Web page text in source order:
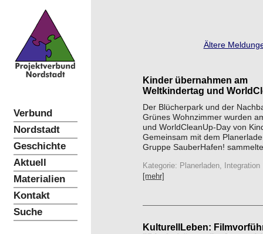
Verbund
Nordstadt
Geschichte
Aktuell
Materialien
Kontakt
Suche
Ältere
Kinder übernahmen am
Weltkindertag und
Der Blücherpark und der
Grünes Wohnzimmer wurden
und WorldCleanUp-Day von
Gemeinsam mit dem
Gruppe SauberHafen!
Kategorie: Planerladen, Integration
[mehr]
KulturellLeben: